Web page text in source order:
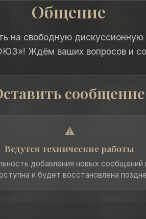
Общение
на свободную
Ждём ваших вопросов и
сообщение
⚠️
Ведутся технические работы
добавления новых сообщений
и будет восстановлена